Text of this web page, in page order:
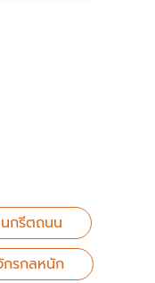
กรีตถนน
กรกลหนัก